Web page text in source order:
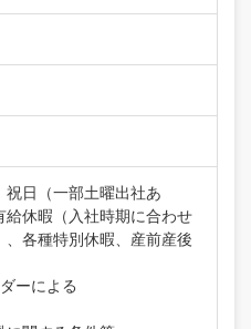
祝日（一部土曜出社あ
給休暇（入社時期に合わせ
、各種特別休暇、産前産後
ーによる